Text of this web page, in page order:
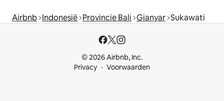
Airbnb Indonesië Provincie Bali Gianyar Sukawati
© 2026 Airbnb, Inc.
Privacy
Voorwaarden